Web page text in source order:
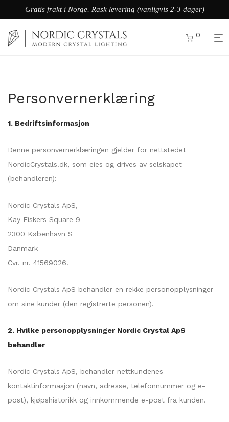
Gratis frakt i Norge. Rask levering (vanligvis 2-3 dager)
0
Personvernerklæring
1. Bedriftsinformasjon
Denne personvernerklæringen gjelder for nettstedet
NordicCrystals.dk, som eies og drives av selskapet
(behandleren):
Nordic Crystals ApS,
Kay Fiskers Square 9
2300 København S
Danmark
Cvr. nr. 41569026.
Nordic Crystals ApS behandler en rekke personopplysninger
om sine kunder (den registrerte personen).
2. Hvilke personopplysninger Nordic Crystal ApS
behandler
Nordic Crystals ApS, behandler nettkundenes
kontaktinformasjon (navn, adresse, telefonnummer og e-
post), kjøpshistorikk og innkommende e-post fra kunden.